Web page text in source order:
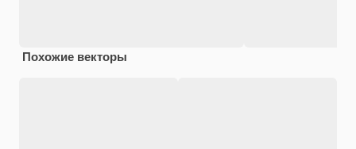
Похожие векторы